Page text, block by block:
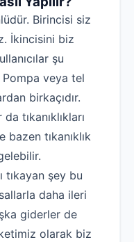
Birincisi siz
İkincisini biz
şu
Pompa veya tel
birkaçıdır.
tıkanıklıkları
tıkanıklık
tıkayan şey bu
daha ileri
giderler de
olarak biz